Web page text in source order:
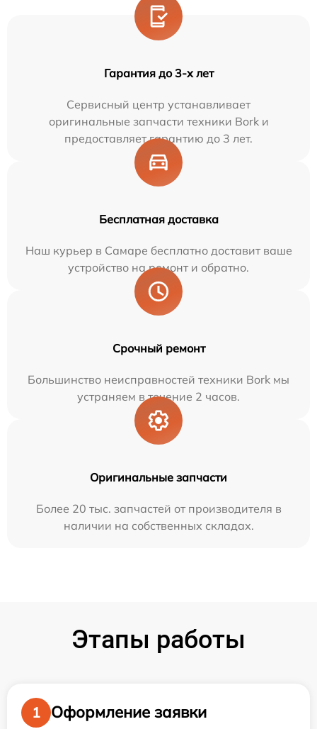
Гарантия до 3-х лет
Сервисный центр устанавливает
оригинальные запчасти техники Bork и
предоставляет гарантию до 3 лет.
Бесплатная доставка
Наш курьер в Самаре бесплатно доставит ваше
устройство на ремонт и обратно.
Срочный ремонт
Большинство неисправностей техники Bork мы
устраняем в течение 2 часов.
Оригинальные запчасти
Более 20 тыс. запчастей от производителя в
наличии на собственных складах.
Этапы работы
1
Оформление заявки